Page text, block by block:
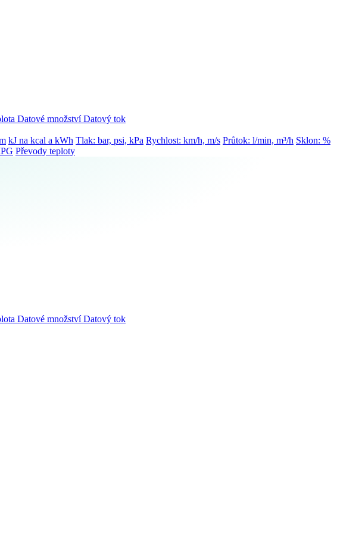
Datové množstvíDatový tok
kJ na kcal a kWh Tlak: bar, psi, kPa Rychlost: km/h, m/s Průtok: l/min, m³/h Sklon: %
Převody teploty
Datové množstvíDatový tok